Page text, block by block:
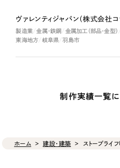
ヴァレンティジャパン（株式会社コ
製造業 金属・鉄鋼 金属加工（部品・金型）
東海地方
岐阜県 羽島市
制作実績一覧
ホーム 建設・建築 ストーブライ